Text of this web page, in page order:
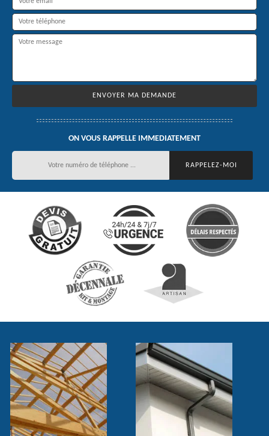
ON VOUS RAPPELLE IMMEDIATEMENT